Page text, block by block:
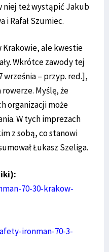
niej też wystąpić Jakub
i Rafał Szumiec.
Krakowie, ale kwestie
Wkrótce zawody tej
września – przyp. red.],
Myślę, że
organizacji może
W tych imprezach
z sobą, co stanowi
Łukasz Szeliga.
70-30-krakow-
ironman-70-3-